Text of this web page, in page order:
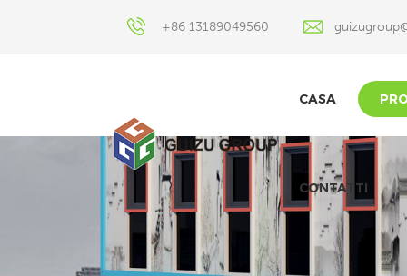
+86 13189049560
CASA
CONTATTI